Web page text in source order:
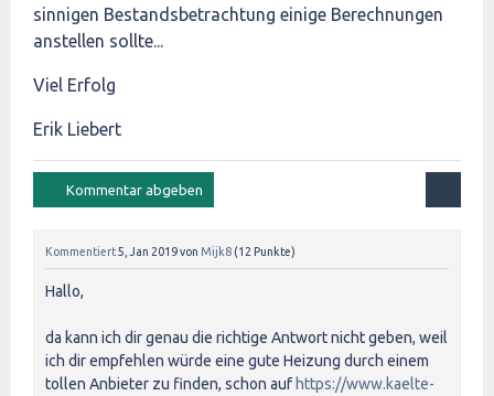
sinnigen Bestandsbetrachtung einige Berechnungen
anstellen sollte...
Viel Erfolg
Erik Liebert
Kommentiert5, Jan 2019von Mijk8 (12 Punkte)
Hallo,
da kann ich dir genau die richtige Antwort nicht geben, weil
ich dir empfehlen würde eine gute Heizung durch einem
tollen Anbieter zu finden, schon auf https://www.kaelte-